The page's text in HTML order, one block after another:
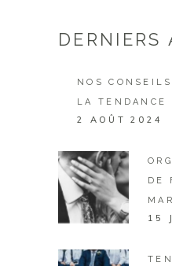
DERNIERS
NOS
LA TENDANCE
2 AOÛT 2024
DE
15